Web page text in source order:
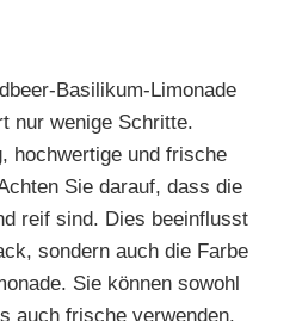
Basilikum-Limonade
nur wenige Schritte.
hochwertige und frische
Sie darauf, dass die
reif sind. Dies beeinflusst
sondern auch die Farbe
Sie können sowohl
auch frische verwenden.